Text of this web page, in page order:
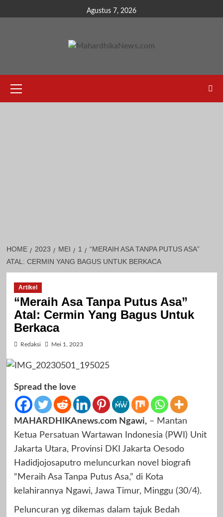
to
Agustus 7, 2026
Menu
HOME 2023 MEI 1
“MERAIH ASA TANPA PUTUS ASA”
ATAL: CERMIN YANG BAGUS UNTUK BERKACA
Artikel
“Meraih Asa Tanpa Putus Asa”
Atal: Cermin Yang Bagus Untuk
Berkaca
Redaksi Mei 1, 2023
Spread the love
MAHARDHIKAnews.com Ngawi,– Mantan
Ketua Persatuan Wartawan Indonesia (PWI) Unit
Jakarta Utara, Provinsi DKI Jakarta Oesodo
Hadidjojosaputro meluncurkan novel biografi
“Meraih Asa Tanpa Putus Asa,” di Kota
kelahirannya Ngawi, Jawa Timur, Minggu (30/4).
Peluncuran yg dikemas dalam tajuk Bedah